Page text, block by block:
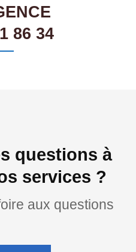
86 34
questions à
services ?
aux questions